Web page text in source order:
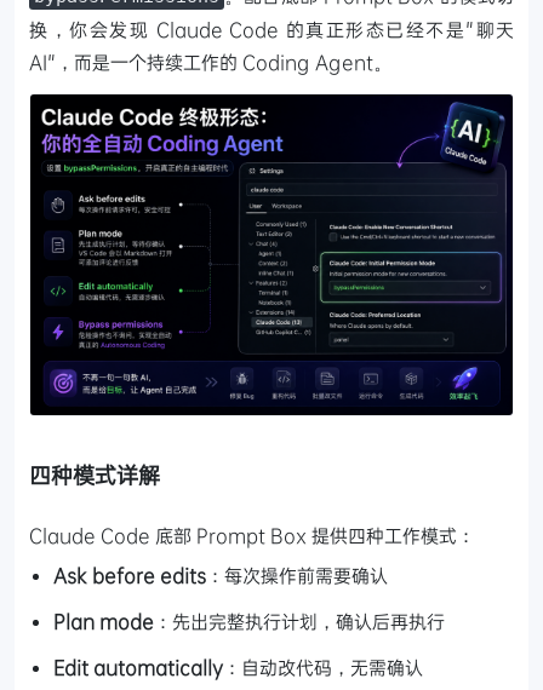
换，你会发现 Claude Code 的真正形态已经不是"聊天
AI"，而是一个持续工作的 Coding Agent。
四种模式详解
Claude Code 底部 Prompt Box 提供四种工作模式：
Ask before edits ：每次操作前需要确认
Plan mode ：先出完整执行计划，确认后再执行
Edit automatically ：自动改代码，无需确认